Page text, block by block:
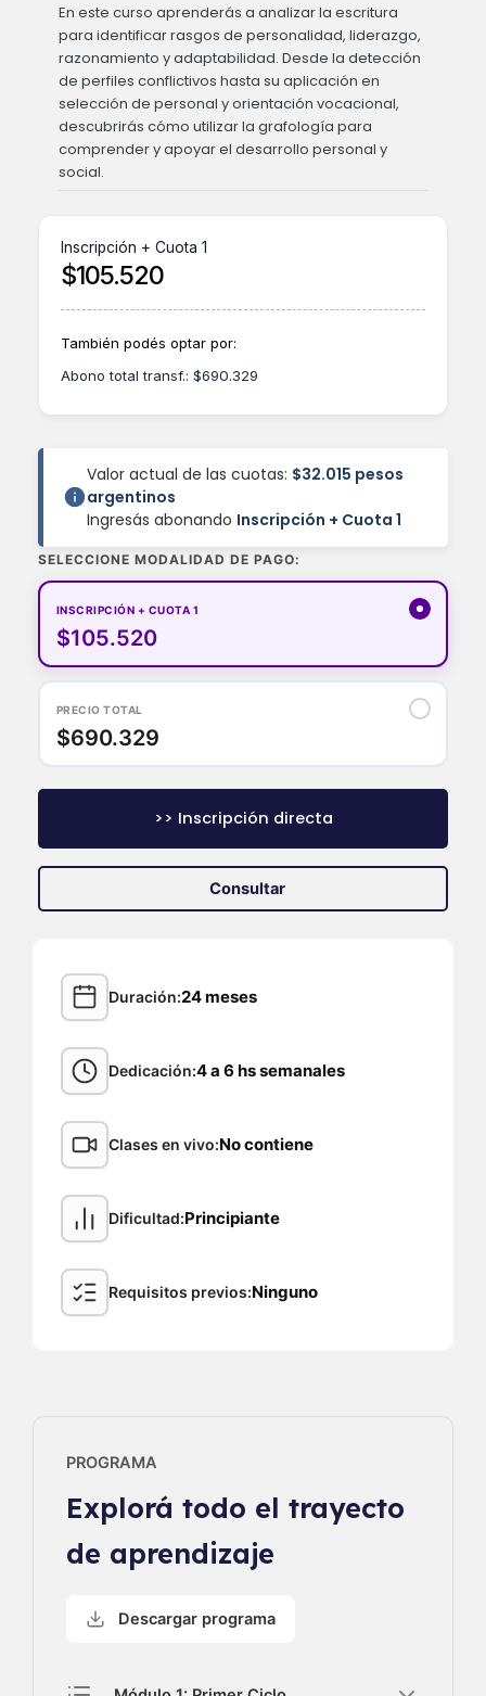
En este curso aprenderás a analizar la escritura
para identificar rasgos de personalidad, liderazgo,
razonamiento y adaptabilidad. Desde la detección
de perfiles conflictivos hasta su aplicación en
selección de personal y orientación vocacional,
descubrirás cómo utilizar la grafología para
comprender y apoyar el desarrollo personal y
social.
Inscripción + Cuota 1
$105.520
También podés optar por:
Abono total transf.: $690.329
Valor actual de las cuotas: $32.015 pesos
argentinos
Ingresás abonando Inscripción + Cuota 1
SELECCIONE MODALIDAD DE PAGO:
INSCRIPCIÓN + CUOTA 1
$105.520
PRECIO TOTAL
$690.329
>> Inscripción directa
Consultar
Duración 24 meses
Dedicación 4 a 6 hs semanales
Clases en vivo No contiene
Dificultad Principiante
Requisitos previos Ninguno
PROGRAMA
Explorá todo el trayecto
de aprendizaje
Descargar programa